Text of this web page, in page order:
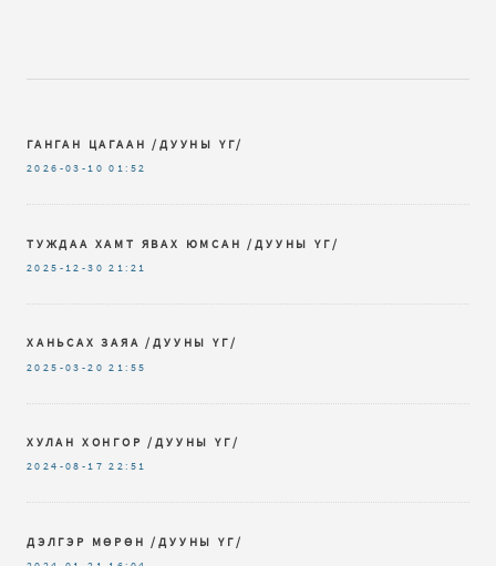
ГАНГАН ЦАГААН /ДУУНЫ ҮГ/
2026-03-10 01:52
ТУЖДАА ХАМТ ЯВАХ ЮМСАН /ДУУНЫ ҮГ/
2025-12-30 21:21
ХАНЬСАХ ЗАЯА /ДУУНЫ ҮГ/
2025-03-20 21:55
ХУЛАН ХОНГОР /ДУУНЫ ҮГ/
2024-08-17 22:51
ДЭЛГЭР МӨРӨН /ДУУНЫ ҮГ/